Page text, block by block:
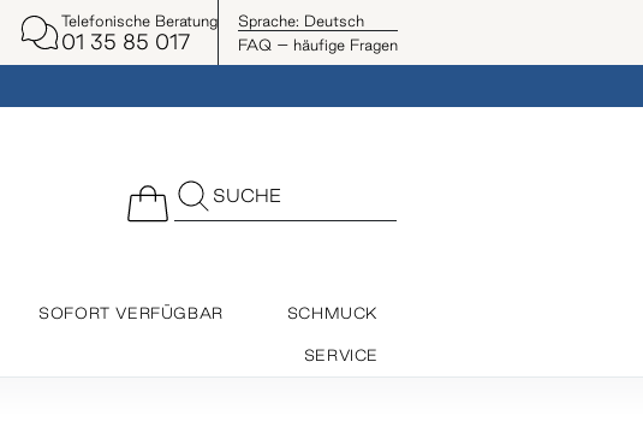
Telefonische Beratung
01 35 85 017
Sprache: Deutsch
FAQ – häufige Fragen
SUCHE
SOFORT VERFÜGBAR SCHMUCK
SERVICE